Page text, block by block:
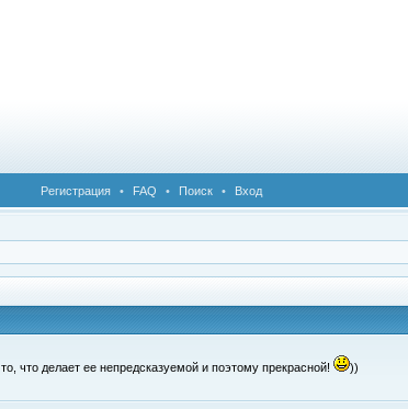
Регистрация • FAQ • Поиск • Вход
что делает ее непредсказуемой и поэтому прекрасной!
))